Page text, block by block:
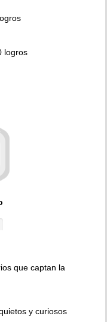
logros
que captan la
y curiosos